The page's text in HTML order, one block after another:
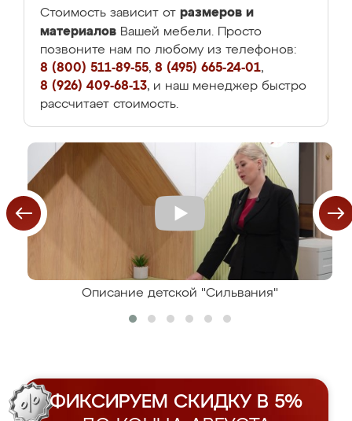
Стоимость зависит от размеров и
материалов Вашей мебели. Просто
позвоните нам по любому из телефонов:
8 (800) 511-89-55, 8 (495) 665-24-01,
8 (926) 409-68-13, и наш менеджер быстро
рассчитает стоимость.
Описание детской "Сильвания"
ФИКСИРУЕМ СКИДКУ В 5%